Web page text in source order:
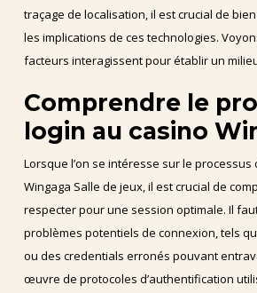
traçage de localisation, il est crucial de
les implications de ces technologies.
facteurs interagissent pour établir un
Comprendre le
login au casino
Lorsque l’on se intéresse sur le processus
Wingaga Salle de jeux, il est crucial de
respecter pour une session optimale. Il
problèmes potentiels de connexion, tels
ou des credentials erronés pouvant
œuvre de protocoles d’authentification